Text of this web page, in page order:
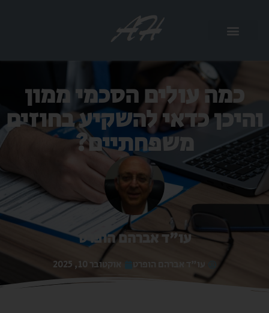
כמה עולים הסכמי ממון
והיכן כדאי להשקיע בחוזים
משפחתיים?
עו"ד אברהם הופרט
עו"ד אברהם הופרט אוקטובר 10, 2025